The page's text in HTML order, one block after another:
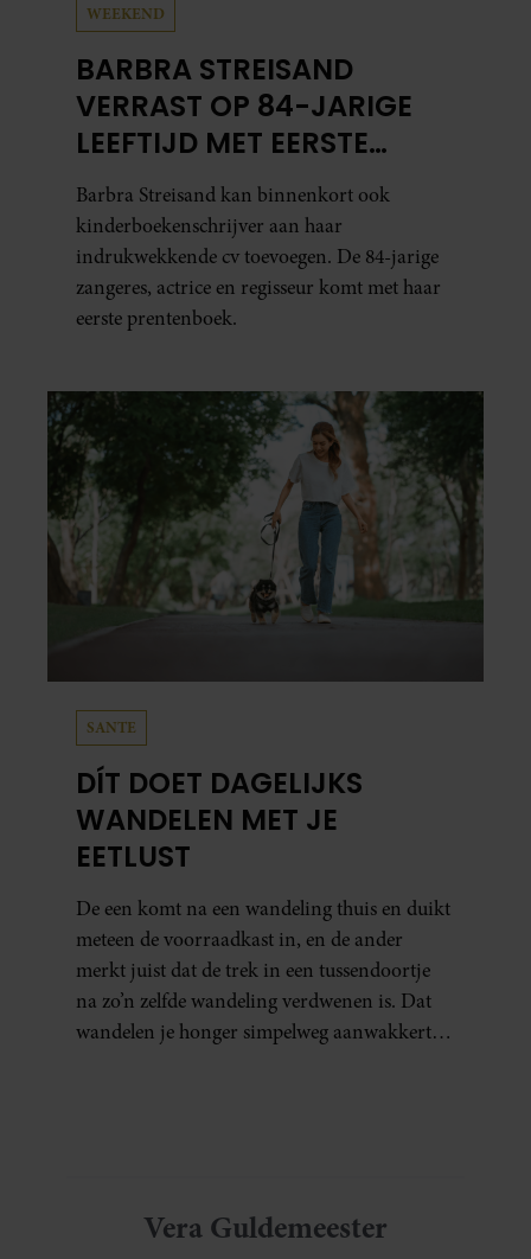
WEEKEND
BARBRA STREISAND
VERRAST OP 84-JARIGE
LEEFTIJD MET EERSTE
KINDERBOEK
Barbra Streisand kan binnenkort ook
kinderboekenschrijver aan haar
indrukwekkende cv toevoegen. De 84-jarige
zangeres, actrice en regisseur komt met haar
eerste prentenboek.
SANTE
DÍT DOET DAGELIJKS
WANDELEN MET JE
EETLUST
De een komt na een wandeling thuis en duikt
meteen de voorraadkast in, en de ander
merkt juist dat de trek in een tussendoortje
na zo’n zelfde wandeling verdwenen is. Dat
wandelen je honger simpelweg aanwakkert,
Vera Guldemeester